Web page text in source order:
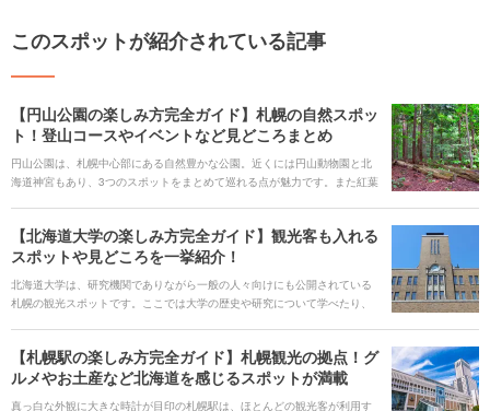
このスポットが紹介されている記事
【円山公園の楽しみ方完全ガイド】札幌の自然スポッ
ト！登山コースやイベントなど見どころまとめ
円山公園は、札幌中心部にある自然豊かな公園。近くには円山動物園と北
海道神宮もあり、3つのスポットをまとめて巡れる点が魅力です。また紅葉
円山動物園と北海道神宮の魅力にも触れますので、ぜひ円山を観光する際
はこの2つのスポットにも立ち寄ってみてくださいね。
【北海道大学の楽しみ方完全ガイド】観光客も入れる
スポットや見どころを一挙紹介！
北海道大学は、研究機関でありながら一般の人々向けにも公開されている
札幌の観光スポットです。ここでは大学の歴史や研究について学べたり、
併せて周辺のグルメスポットや観光スポットも紹介しますので、これから
札幌への旅行を予定している人はぜひ参考にしてください。
【札幌駅の楽しみ方完全ガイド】札幌観光の拠点！グ
ルメやお土産など北海道を感じるスポットが満載
真っ白な外観に大きな時計が目印の札幌駅は、ほとんどの観光客が利用す